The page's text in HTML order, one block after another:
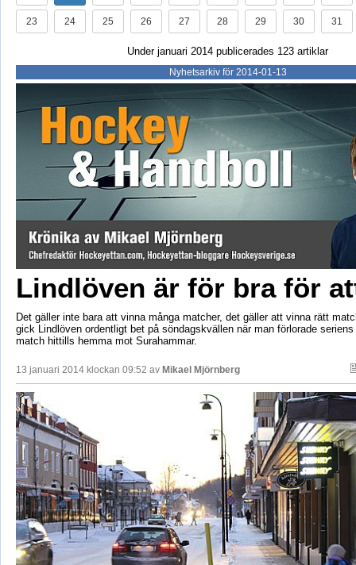
23 24 25 26 27 28 29 30 31
Under januari 2014 publicerades 123 artiklar
Nyhetsarkiv för 2014-01-13
Lindlöven är för bra för
Det gäller inte bara att vinna många matcher, det gäller att vinna rätt
gick Lindlöven ordentligt bet på söndagskvällen när man förlorade
match hittills hemma mot Surahammar.
13 januari 2014 klockan 09:52 av Mikael Mjörnberg